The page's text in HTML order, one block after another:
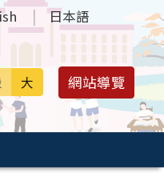
日本語
大 網站導覽